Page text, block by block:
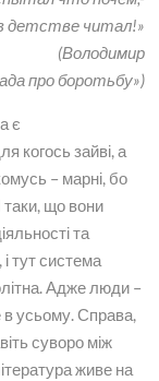
детстве читал!»
про боротьбу»)
є
когось зайві, а
– марні, бо
таки, що вони
та
тут система
Адже люди –
в усьому. Справа,
суворо між
живе на